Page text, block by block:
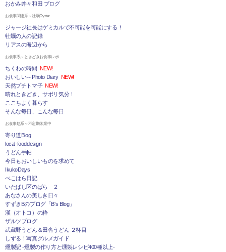
おかみ丼々和田 ブログ
お食事関連系～牡蠣Oyster
ジャージ社長はゲミカルで不可能を可能にする！
牡蠣の人の記録
リアスの海辺から
お食事系～ときどきお食事レポ
ちくわの時間 NEW!
おいしい～Photo Diary NEW!
天然プチトマ子 NEW!
晴れときどき、サボリ気分！
ここちよく暮らす
そんな毎日、こんな毎日
お食事処系～不定期休業中
寄り道Blog
local-fooddesign
うどん手帖
今日もおいしいものを求めて
IkukoDays
ぺこはら日記
いたばし区のばら ２
あなさんの美しき日々
すずきBのブログ「B's Blog」
漢（オトコ）の粋
ザルツブログ
武蔵野うどん＆田舎うどん ２杯目
しずる！写真グルメガイド
燻製記 -燻製の作り方と燻製レシピ400種以上-